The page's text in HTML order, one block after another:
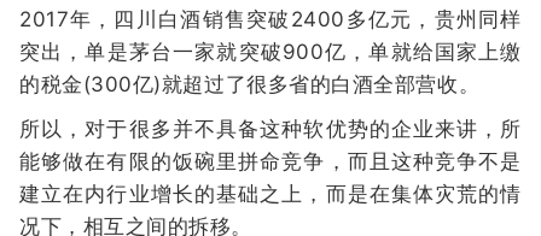
2017年，四川白酒销售突破2400多亿元，贵州同样
突出，单是茅台一家就突破900亿，单就给国家上缴
的税金(300亿)就超过了很多省的白酒全部营收。
所以，对于很多并不具备这种软优势的企业来讲，所
能够做在有限的饭碗里拼命竞争，而且这种竞争不是
建立在内行业增长的基础之上，而是在集体灾荒的情
况下，相互之间的拆移。